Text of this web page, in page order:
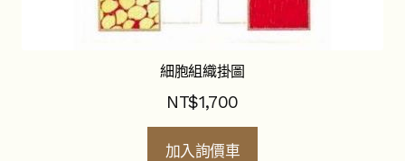
細胞組織掛圖
NT$1,700
加入詢價車